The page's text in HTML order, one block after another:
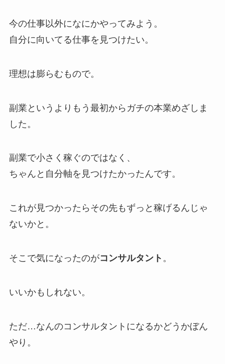
今の仕事以外になにかやってみよう。
自分に向いてる仕事を見つけたい。
理想は膨らむもので。
副業というよりもう最初からガチの本業めざしま
した。
副業で小さく稼ぐのではなく、
ちゃんと自分軸を見つけたかったんです。
これが見つかったらその先もずっと稼げるんじゃ
ないかと。
そこで気になったのがコンサルタント 。
いいかもしれない。
ただ…なんのコンサルタントになるかどうかぼん
やり。